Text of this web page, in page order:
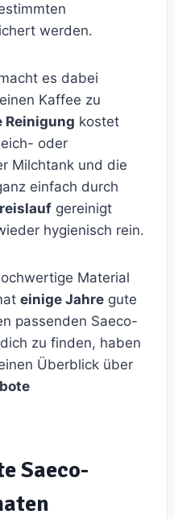
werden.
es dabei
Kaffee zu
Reinigung kostet
oder
Milchtank und die
einfach durch
gereinigt
hygienisch rein.
Material
einige Jahre gute
passenden Saeco-
zu finden, haben
Überblick über
Saeco-